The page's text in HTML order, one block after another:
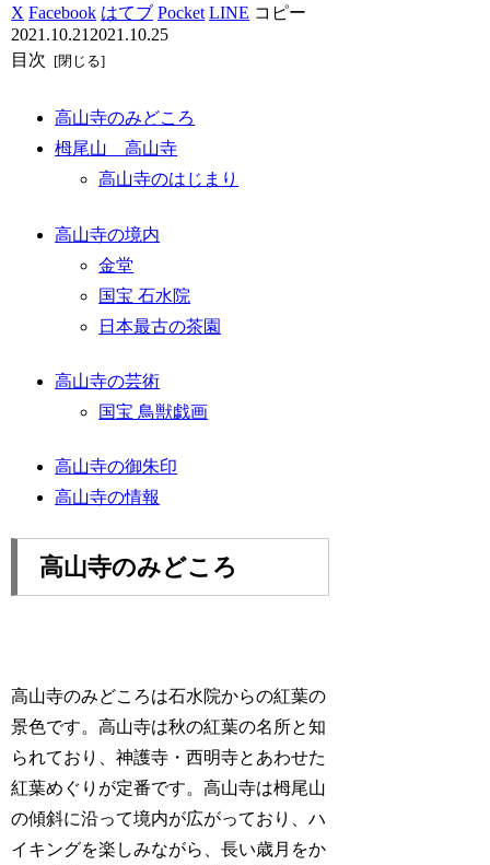
X Facebook はてブ Pocket LINE コピー
2021.10.21 2021.10.25
目次
高山寺のみどころ
栂尾山 高山寺
高山寺のはじまり
高山寺の境内
金堂
国宝 石水院
日本最古の茶園
高山寺の芸術
国宝 鳥獣戯画
高山寺の御朱印
高山寺の情報
高山寺のみどころ
高山寺のみどころは石水院からの紅葉の
景色です。高山寺は秋の紅葉の名所と知
られており、神護寺・西明寺とあわせた
紅葉めぐりが定番です。高山寺は栂尾山
の傾斜に沿って境内が広がっており、ハ
イキングを楽しみながら、長い歳月をか